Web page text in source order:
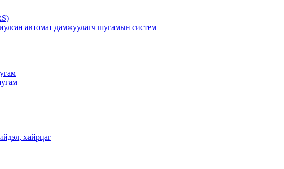
автомат дамжуулагч шугамын систем
хайрцаг